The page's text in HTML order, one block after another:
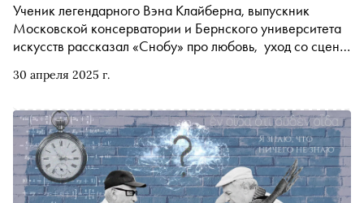
30 апреля 2025 г.
Ученик легендарного Вэна Клайберна, выпускник
Московской консерватории и Бернского университета
искусств рассказал «Снобу» про любовь, уход со сцены,